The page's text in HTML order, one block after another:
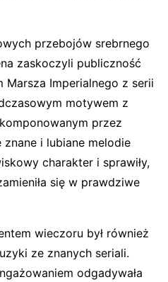
przebojów srebrnego
zaskoczyli publiczność
Marsza Imperialnego z serii
motywem z
przez
znane i lubiane melodie
charakter i sprawiły,
się w prawdziwe
wieczoru był również
ze znanych seriali.
odgadywała